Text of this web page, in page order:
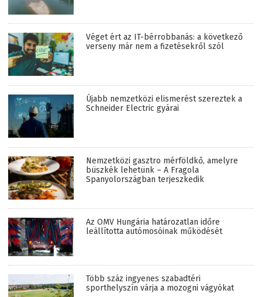
Véget ért az IT-bérrobbanás: a következő
verseny már nem a fizetésekről szól
Újabb nemzetközi elismerést szereztek a
Schneider Electric gyárai
Nemzetközi gasztro mérföldkő, amelyre
büszkék lehetünk – A Fragola
Spanyolországban terjeszkedik
Az OMV Hungária határozatlan időre
leállította autómosóinak működését
Több száz ingyenes szabadtéri
sporthelyszín várja a mozogni vágyókat